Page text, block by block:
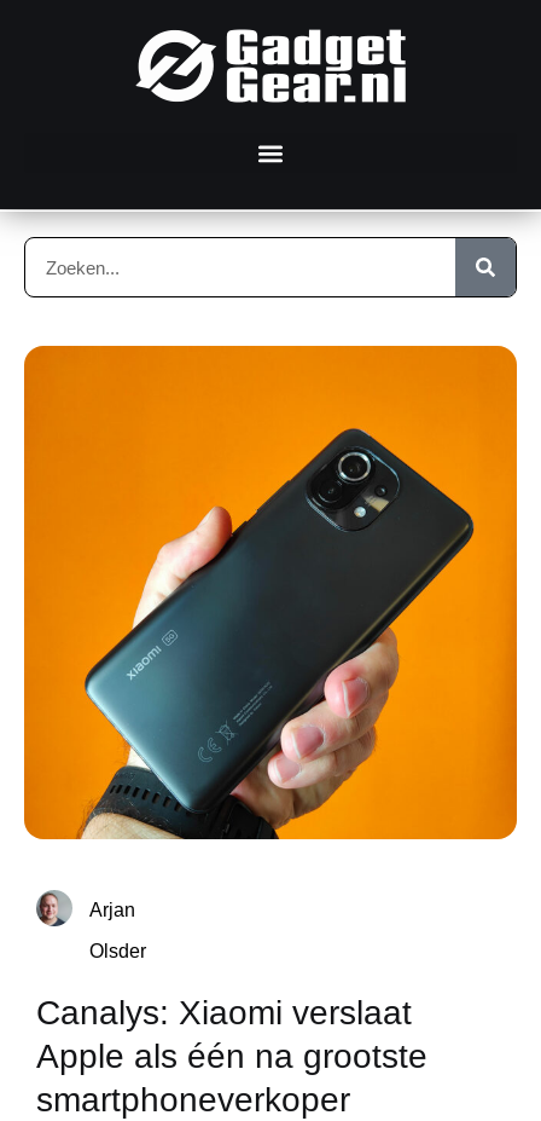
Arjan
Olsder
Canalys: Xiaomi verslaat
Apple als één na grootste
smartphoneverkoper